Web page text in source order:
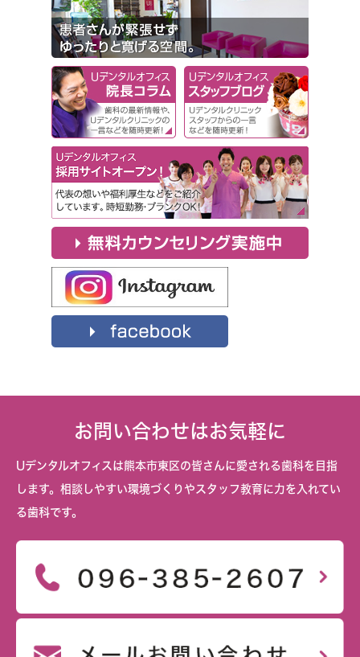
お問い合わせはお気軽に
Uデンタルオフィスは熊本市東区の皆さんに愛される歯科を目指
します。相談しやすい環境づくりやスタッフ教育に力を入れてい
る歯科です。